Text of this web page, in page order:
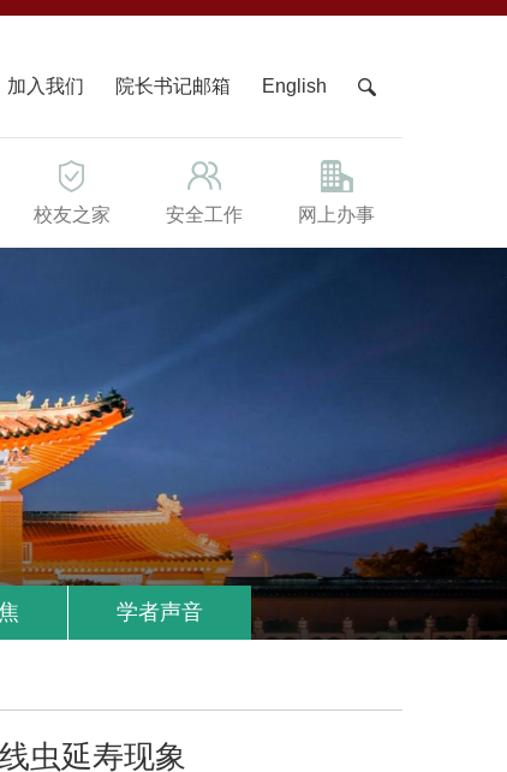
加入我们 院长书记邮箱 English
校友之家 安全工作 网上办事
学者声音
虫延寿现象